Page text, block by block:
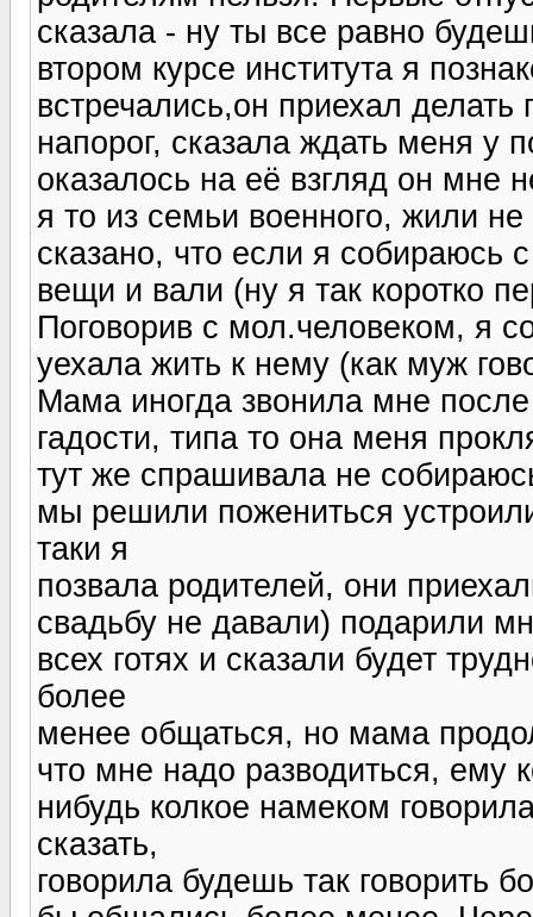
сказала - ну ты все равно
втором курсе института я
встречались,он приехал
напорог, сказала ждать меня у
оказалось на её взгляд он мне
я то из семьи военного, жили
сказано, что если я собираюсь
вещи и вали (ну я так коротко
Поговорив с мол.человеком, я
уехала жить к нему (как муж
Мама иногда звонила мне после
гадости, типа то она меня
тут же спрашивала не
мы решили пожениться
таки я
позвала родителей, они
свадьбу не давали) подарили
всех готях и сказали будет
более
менее общаться, но мама
что мне надо разводиться, ему
нибудь колкое намеком
сказать,
говорила будешь так говорить